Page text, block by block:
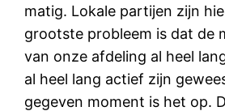
matig. Lokale partijen zijn
grootste probleem is dat de
van onze afdeling al heel
al heel lang actief zijn
gegeven moment is het op.